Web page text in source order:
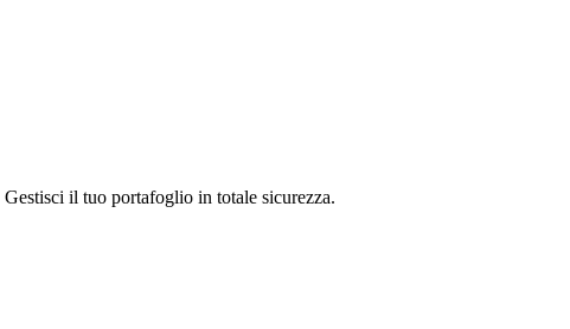
il tuo portafoglio in totale sicurezza.